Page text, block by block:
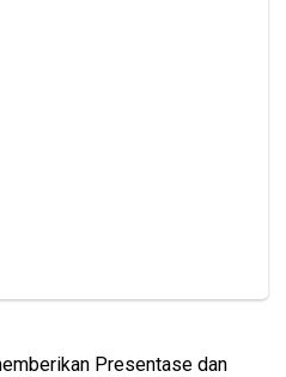
Presentase dan